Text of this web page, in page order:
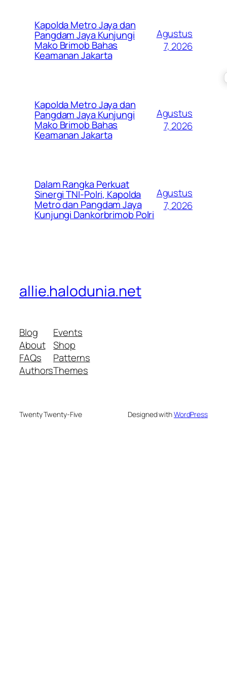
Kapolda Metro Jaya dan
Pangdam Jaya Kunjungi
Mako Brimob Bahas
Keamanan Jakarta
Agustus
7, 2026
Kapolda Metro Jaya dan
Pangdam Jaya Kunjungi
Mako Brimob Bahas
Keamanan Jakarta
Agustus
7, 2026
Dalam Rangka Perkuat
Sinergi TNI-Polri, Kapolda
Metro dan Pangdam Jaya
Kunjungi Dankorbrimob Polri
Agustus
7, 2026
allie.halodunia.net
Blog
About
FAQs
Authors
Events
Shop
Patterns
Themes
Twenty Twenty-Five Designed withWordPress